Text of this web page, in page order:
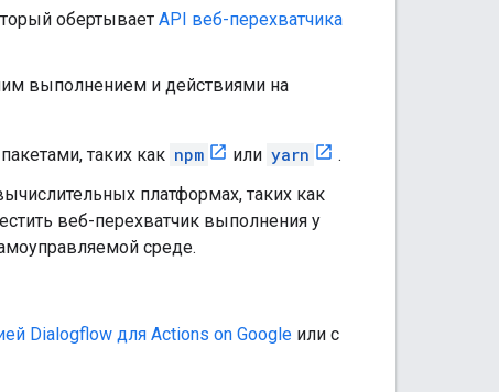
обертывает API веб-перехватчика
выполнением и действиями на
таких как npm или yarn
.
платформах, таких как
веб-перехватчик выполнения у
среде.
Dialogflow для Actions on Google или с